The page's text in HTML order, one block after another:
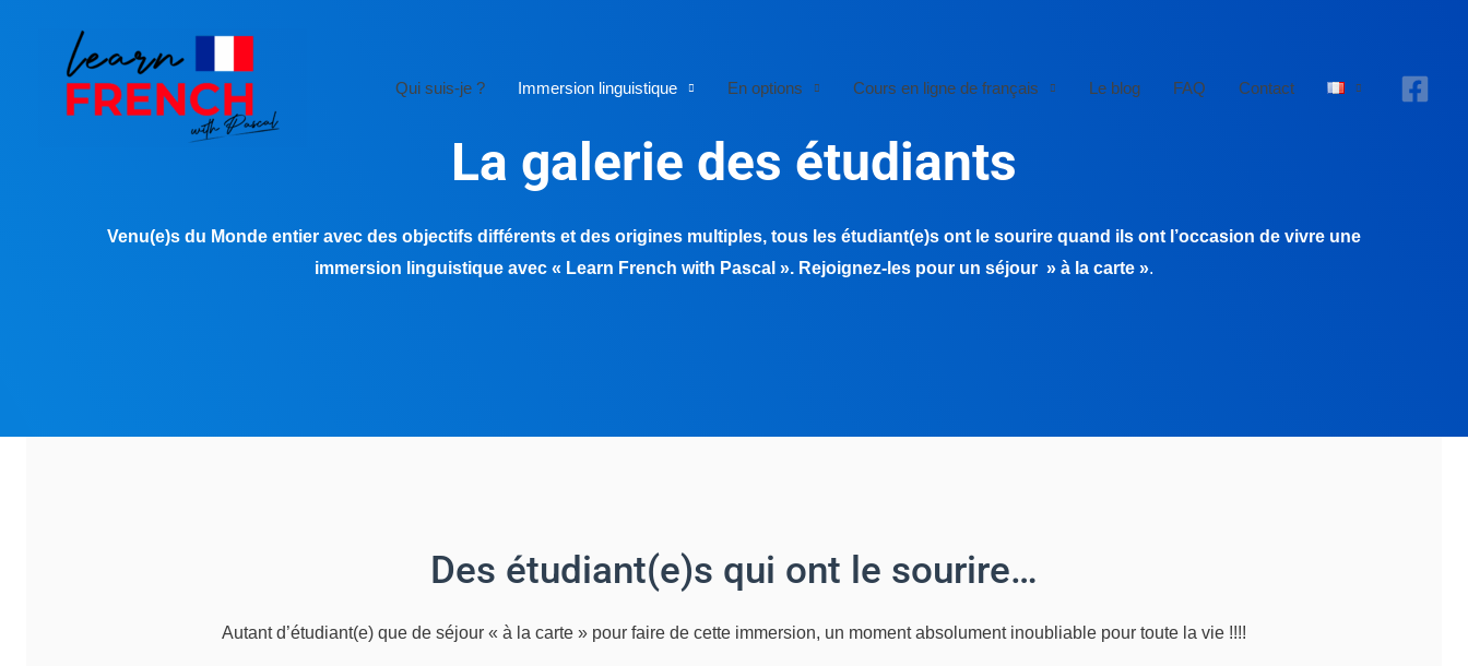
Qui suis-je ? Immersion linguistique En options Cours en ligne de français Le blog FAQ Contact
La galerie des étudiants
Venu(e)s du Monde entier avec des objectifs différents et des origines multiples, tous les étudiant(e)s ont le sourire quand ils ont l’occasion de vivre une
immersion linguistique avec « Learn French with Pascal ». Rejoignez-les pour un séjour » à la carte ».
Des étudiant(e)s qui ont le sourire…
Autant d’étudiant(e) que de séjour « à la carte » pour faire de cette immersion, un moment absolument inoubliable pour toute la vie !!!!